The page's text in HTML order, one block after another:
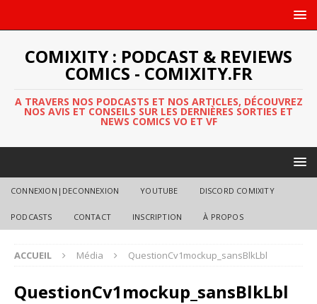
COMIXITY : PODCAST & REVIEWS
COMICS - COMIXITY.FR
A TRAVERS NOS PODCASTS ET NOS ARTICLES, DÉCOUVREZ
NOS AVIS ET CONSEILS SUR LES DERNIÈRES SORTIES ET
NEWS COMICS VO ET VF
CONNEXION|DECONNEXION YOUTUBE DISCORD COMIXITY
PODCASTS CONTACT INSCRIPTION À PROPOS
ACCUEIL Média QuestionCv1mockup_sansBlkLbl
QuestionCv1mockup_sansBlkLbl